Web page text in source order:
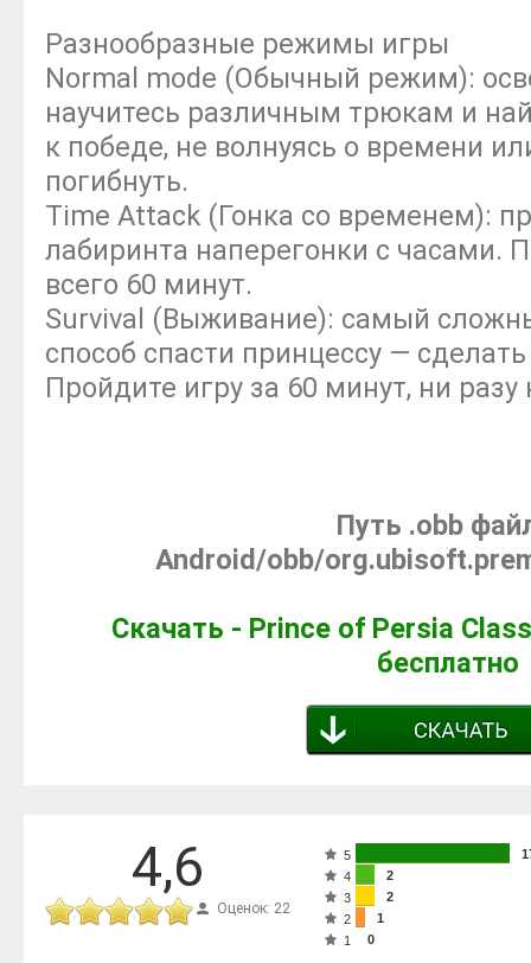
Разнообразные режимы игры
Normal mode (Обычный режим):
научитесь различным трюкам и
к победе, не волнуясь о времени
погибнуть.
Time Attack (Гонка со временем):
лабиринта наперегонки с часами.
всего 60 минут.
Survival (Выживание): самый
способ спасти принцессу —
Пройдите игру за 60 минут, ни разу
Путь .obb
Android/obb/
Скачать - Prince of Persia
бесплатно
4,6
Оценок: 22
5
4
2
3
2
2
1
1
0